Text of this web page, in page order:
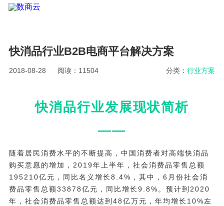
快消品行业B2B电商平台解决方案
2018-08-28 阅读：11504 分类：行业方案
快消品行业发展现状简析
——
随着居民消费水平的不断提高，中国消费者对高端快消品
购买意愿的增加，2019年上半年，社会消费品零售总额
195210亿元，同比名义增长8.4%，其中，6月份社会消
费品零售总额33878亿元，同比增长9.8%。预计到2020
年，社会消费品零售总额达到48亿万元，年均增长10%左